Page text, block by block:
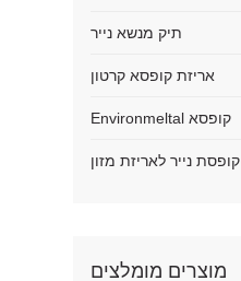
תיק מנשא נייר
אריזת קופסא קרטון
Environmeltal קופסא
קופסת נייר לאריזת מזון
מוצרים מומלצים